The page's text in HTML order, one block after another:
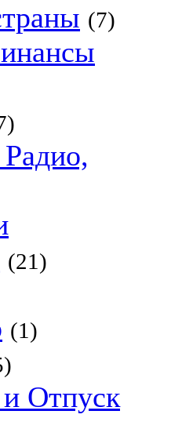
(7)
(21)
(1)
Отпуск